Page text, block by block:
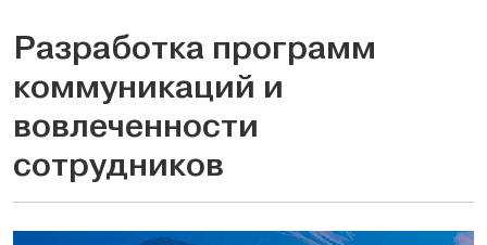
Разработка программ
коммуникаций и
вовлеченности
сотрудников